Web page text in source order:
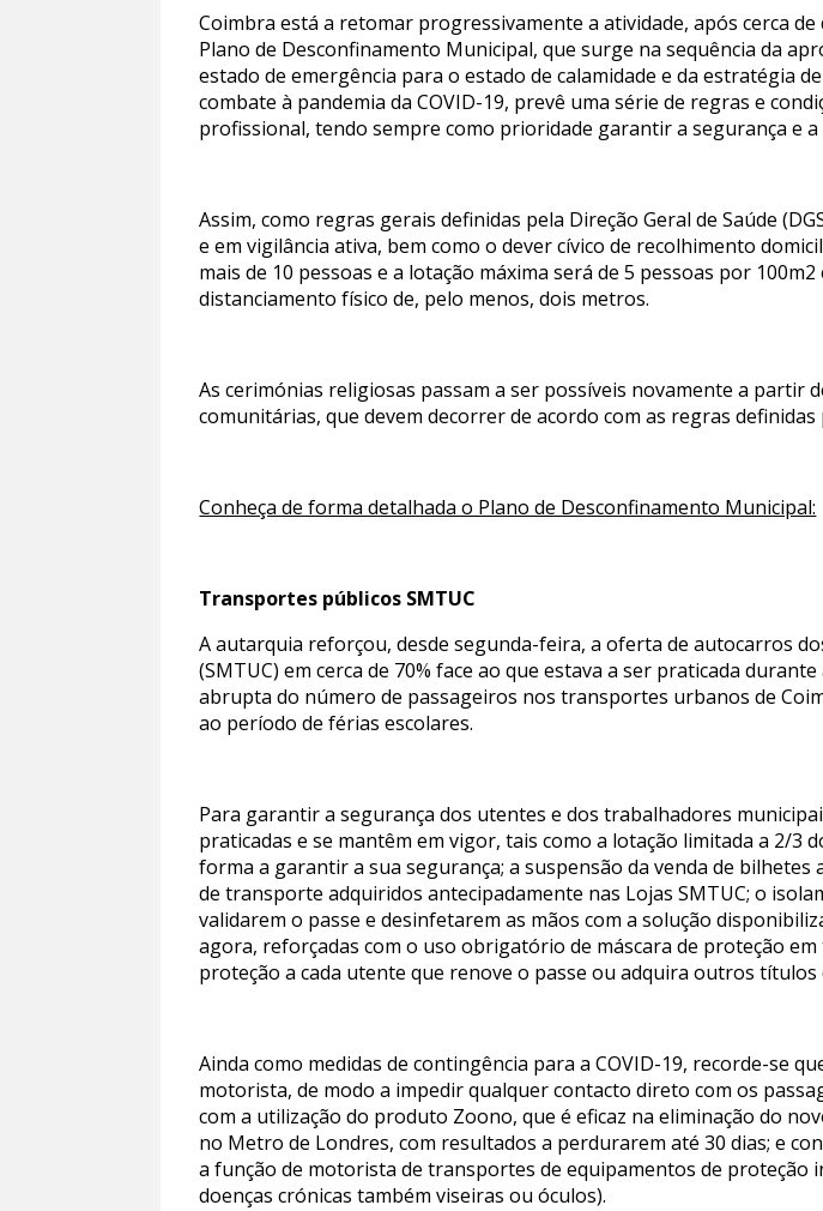
Coimbra está a retomar progressivamente a atividade, após cerca
Plano de Desconfinamento Municipal, que surge na sequência da
estado de emergência para o estado de calamidade e da estratégia
combate à pandemia da COVID-19, prevê uma série de regras e
profissional, tendo sempre como prioridade garantir a segurança e
Assim, como regras gerais definidas pela Direção Geral de Saúde
e em vigilância ativa, bem como o dever cívico de recolhimento
mais de 10 pessoas e a lotação máxima será de 5 pessoas por
distanciamento físico de, pelo menos, dois metros.
As cerimónias religiosas passam a ser possíveis novamente a partir
comunitárias, que devem decorrer de acordo com as regras definidas
Conheça de forma detalhada o Plano de Desconfinamento Municipal:
Transportes públicos SMTUC
A autarquia reforçou, desde segunda-feira, a oferta de autocarros
(SMTUC) em cerca de 70% face ao que estava a ser praticada
abrupta do número de passageiros nos transportes urbanos de
ao período de férias escolares.
Para garantir a segurança dos utentes e dos trabalhadores
praticadas e se mantêm em vigor, tais como a lotação limitada a 2/
forma a garantir a sua segurança; a suspensão da venda de
de transporte adquiridos antecipadamente nas Lojas SMTUC; o
validarem o passe e desinfetarem as mãos com a solução
agora, reforçadas com o uso obrigatório de máscara de proteção
proteção a cada utente que renove o passe ou adquira outros
Ainda como medidas de contingência para a COVID-19, recorde-se
motorista, de modo a impedir qualquer contacto direto com os
com a utilização do produto Zoono, que é eficaz na eliminação do
no Metro de Londres, com resultados a perdurarem até 30 dias; e
a função de motorista de transportes de equipamentos de proteção
doenças crónicas também viseiras ou óculos).